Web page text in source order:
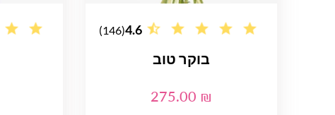
4.6
(146)
בוקר טוב
275.00 ₪